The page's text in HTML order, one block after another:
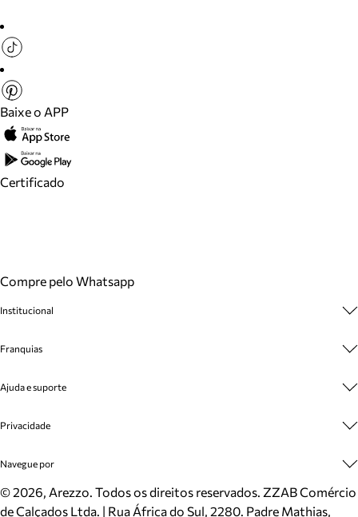
Baixe o APP
Certificado
Compre pelo Whatsapp
Institucional
Cashback
Venda Corporativa
Mapa do Site
Inverno
Mundo Arezzo
Franquias
Plano de Negócio
Ajuda e suporte
Cadastro
Meus Pedidos
Trocas e Devoluções
Cartão Presente
Privacidade
Politica e Privacidade
Navegue por
Sapatos
Bolsas
©2026, Arezzo. Todos os direitos reservados. ZZAB Comércio
de Calçados Ltda. | Rua África do Sul, 2280. Padre Mathias,